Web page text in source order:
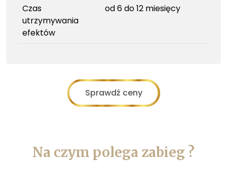
Czas
utrzymywania
efektów
od 6 do 12 miesięcy
Sprawdź ceny
Na czym polega zabieg ?